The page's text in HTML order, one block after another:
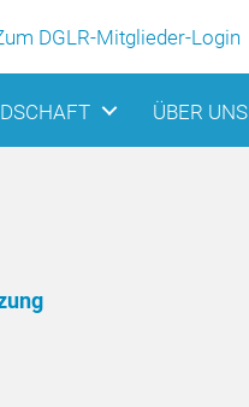
DGLR-Mitglieder-Login
ÜBER UNS